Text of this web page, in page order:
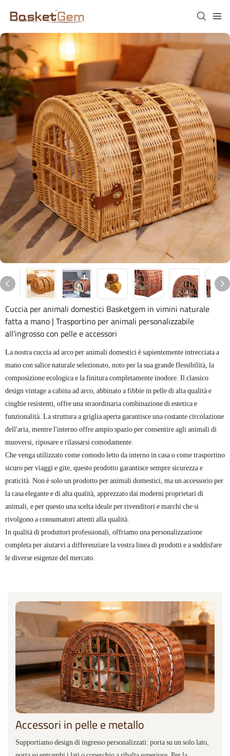
Cuccia per animali domestici Basketgem in vimini naturale
fatta a mano | Trasportino per animali personalizzabile
all'ingrosso con pelle e accessori
La nostra cuccia ad arco per animali domestici è sapientemente intrecciata a
mano con salice naturale selezionato, noto per la sua grande flessibilità, la
composizione ecologica e la finitura completamente inodore. Il classico
design vintage a cabina ad arco, abbinato a fibbie in pelle di alta qualità e
cinghie resistenti, offre una straordinaria combinazione di estetica e
funzionalità. La struttura a griglia aperta garantisce una costante circolazione
dell'aria, mentre l'interno offre ampio spazio per consentire agli animali di
muoversi, riposare e rilassarsi comodamente.
Che venga utilizzato come comodo letto da interno in casa o come trasportino
sicuro per viaggi e gite, questo prodotto garantisce sempre sicurezza e
praticità. Non è solo un prodotto per animali domestici, ma un accessorio per
la casa elegante e di alta qualità, apprezzato dai moderni proprietari di
animali, e per questo una scelta ideale per rivenditori e marchi che si
rivolgono a consumatori attenti alla qualità.
In qualità di produttori professionali, offriamo una personalizzazione
completa per aiutarvi a differenziare la vostra linea di prodotti e a soddisfare
le diverse esigenze del mercato.
Accessori in pelle e metallo
Supportiamo design di ingresso personalizzati: porta su un solo lato,